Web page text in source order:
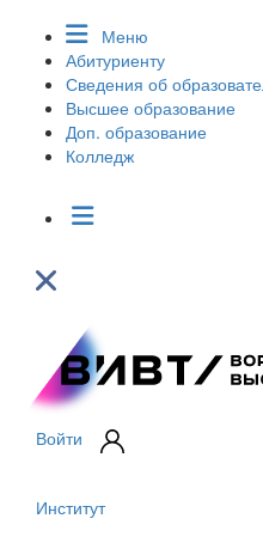
Меню
Абитуриенту
Сведения об
Высшее образование
Доп. образование
Колледж
Войти
Институт